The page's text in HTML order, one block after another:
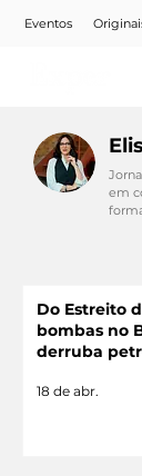
Eventos
em
Do Estreito
bombas no
derruba
18 de abr.